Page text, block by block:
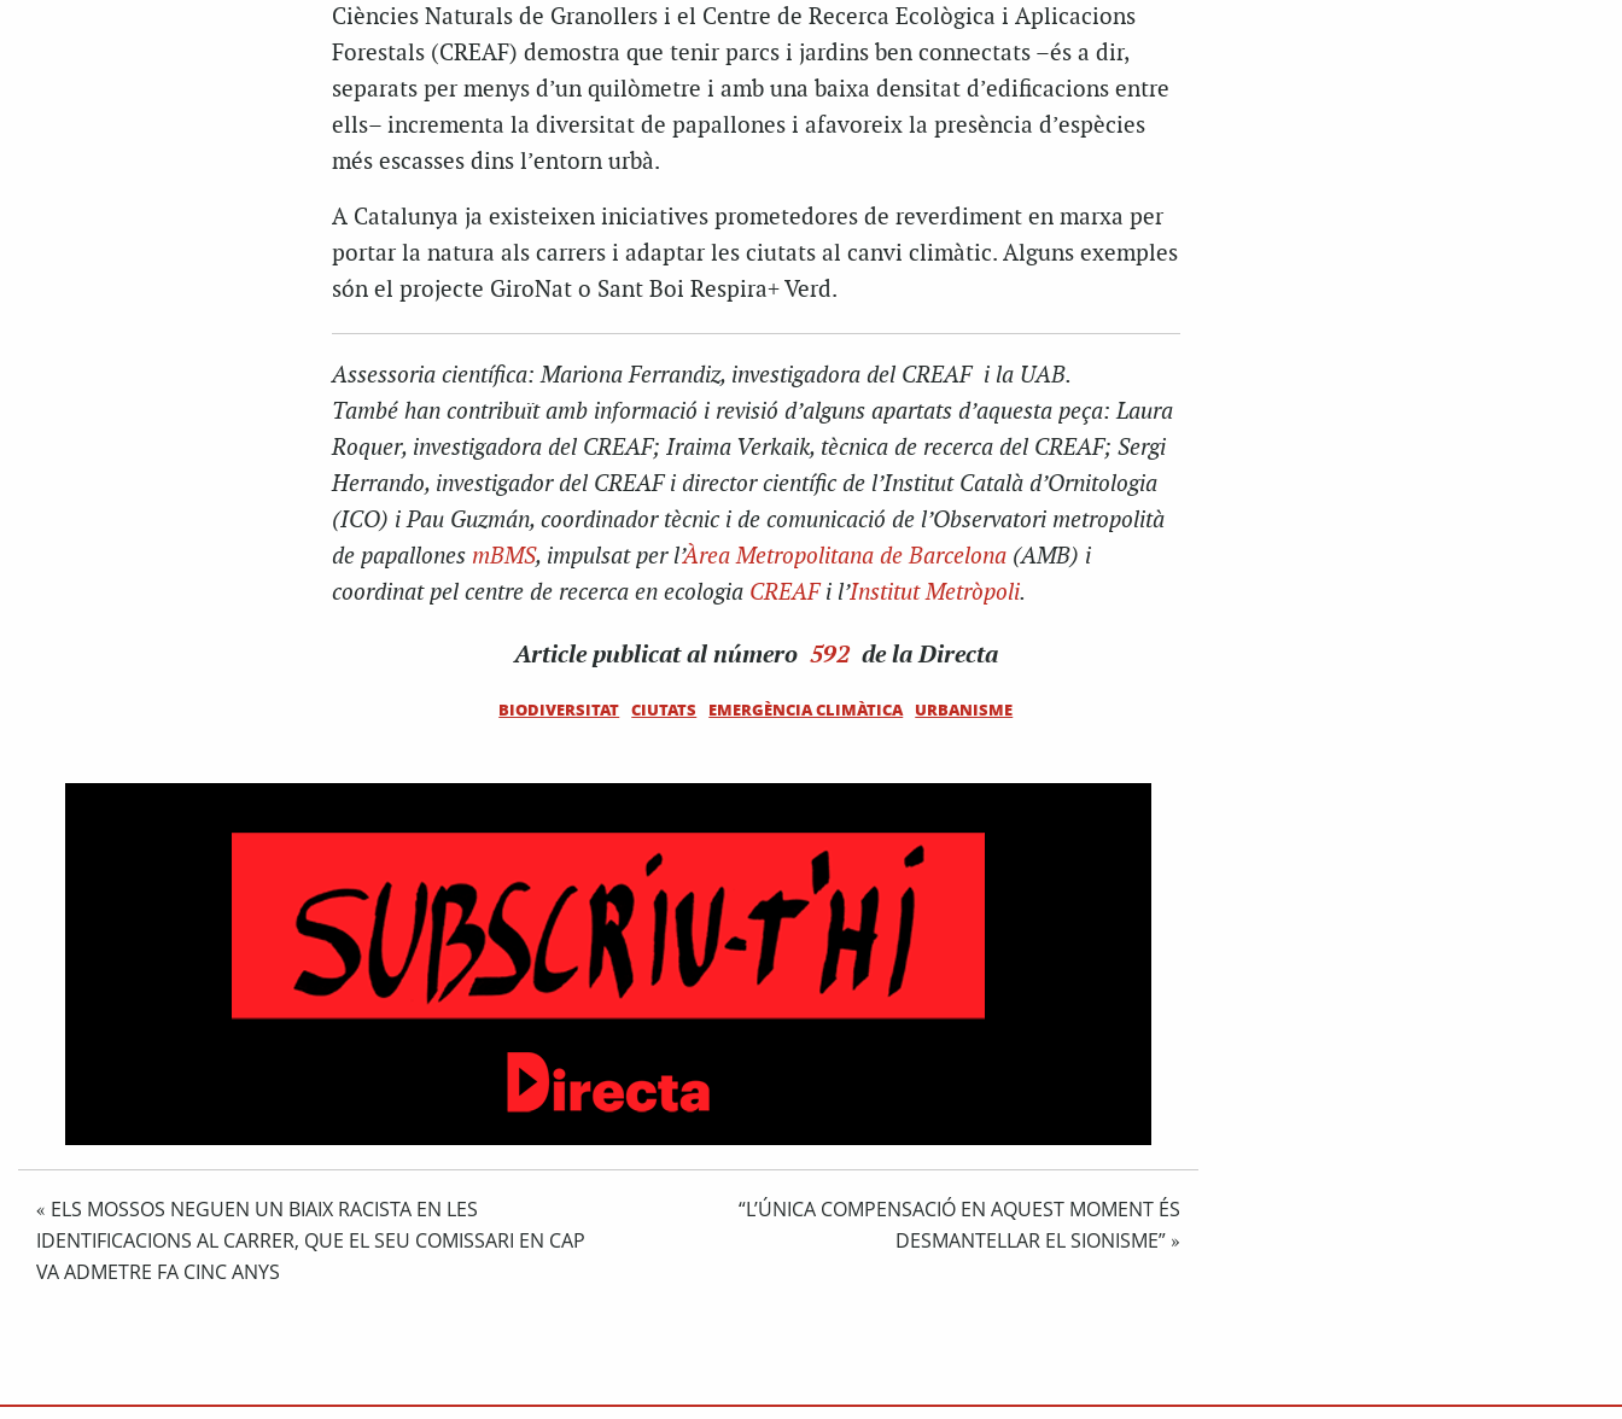
Ciències Naturals de Granollers i el Centre de Recerca Ecològica i Aplicacions
Forestals (CREAF) demostra que tenir parcs i jardins ben connectats –és a dir,
separats per menys d’un quilòmetre i amb una baixa densitat d’edificacions entre
ells– incrementa la diversitat de papallones i afavoreix la presència d’espècies
més escasses dins l’entorn urbà.
A Catalunya ja existeixen iniciatives prometedores de reverdiment en marxa per
portar la natura als carrers i adaptar les ciutats al canvi climàtic. Alguns exemples
són el projecte GiroNat o Sant Boi Respira+ Verd.
Assessoria científica: MarionaFerrandiz, investigadora del CREAF i la UAB.
També han contribuït amb informació i revisió d’alguns apartats d’aquesta peça: Laura
Roquer, investigadora del CREAF; Iraima Verkaik, tècnica de recerca del CREAF; Sergi
Herrando, investigador del CREAF i director científic de l’Institut Català d’Ornitologia
(ICO) i Pau Guzmán, coordinador tècnic i de comunicació de l’Observatori metropolità
de papallones mBMS, impulsat per l’Àrea Metropolitana de Barcelona (AMB) i
coordinat pel centre de recerca en ecologia CREAFi l’Institut Metròpoli.
Articlepublicat al número 592 de la Directa
BIODIVERSITAT CIUTATS EMERGÈNCIA CLIMÀTICA URBANISME
« ELS MOSSOS NEGUEN UN BIAIX RACISTA EN LES
IDENTIFICACIONS AL CARRER, QUE EL SEU COMISSARI EN CAP
VA ADMETRE FA CINC ANYS
“L’ÚNICA COMPENSACIÓ EN AQUEST MOMENT ÉS
DESMANTELLAR EL SIONISME” »